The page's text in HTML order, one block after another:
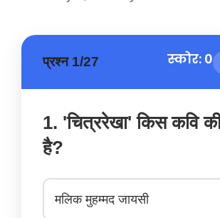
प्रश्न 1/27 स्कोर: 0
1. 'चित्ररेखा' किस कवि
है?
मलिक मुहम्मद जायसी